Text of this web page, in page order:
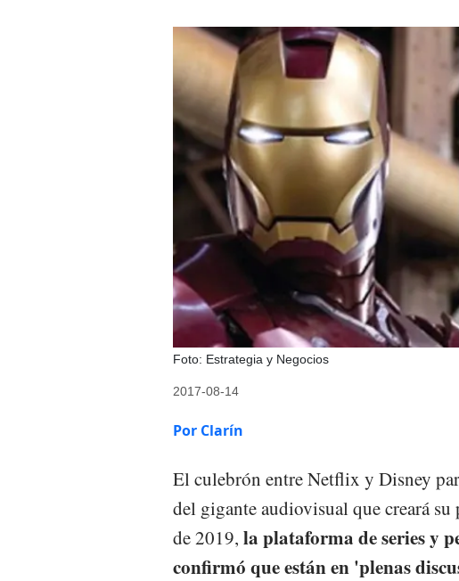
Foto: Estrategia y Negocios
2017-08-14
Por Clarín
El culebrón entre Netflix y Disney
del gigante audiovisual que creará
de 2019, la plataforma de series y
confirmó que están en 'plenas